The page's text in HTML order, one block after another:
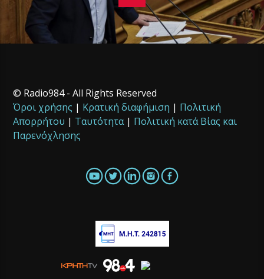
© Radio984 - All Rights Reserved
Όροι χρήσης | Κρατική διαφήμιση | Πολιτική
Απορρήτου | Ταυτότητα| Πολιτική κατά Βίας και
Παρενόχλησης